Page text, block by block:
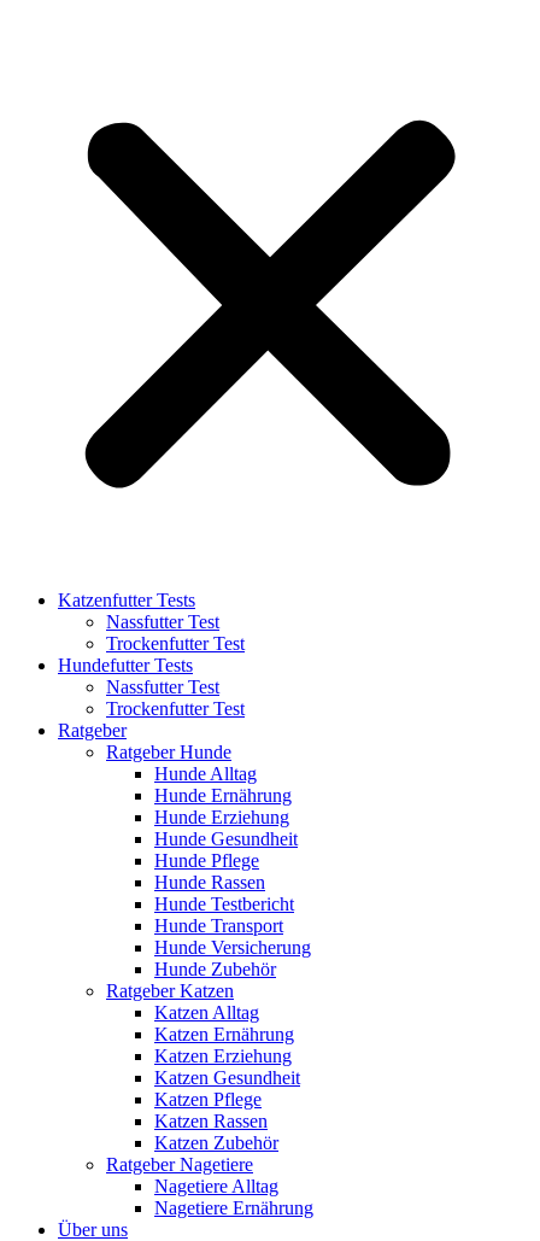
Katzenfutter Tests
Nassfutter Test
Trockenfutter Test
Hundefutter Tests
Nassfutter Test
Trockenfutter Test
Ratgeber
Ratgeber Hunde
Hunde Alltag
Hunde Ernährung
Hunde Erziehung
Hunde Gesundheit
Hunde Pflege
Hunde Rassen
Hunde Testbericht
Hunde Transport
Hunde Versicherung
Hunde Zubehör
Ratgeber Katzen
Katzen Alltag
Katzen Ernährung
Katzen Erziehung
Katzen Gesundheit
Katzen Pflege
Katzen Rassen
Katzen Zubehör
Ratgeber Nagetiere
Nagetiere Alltag
Nagetiere Ernährung
Über uns